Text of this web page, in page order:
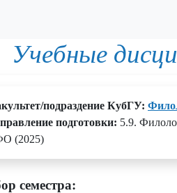
Учебные
подраздение КубГУ:
подготовки: 5.9.
(2025)
семестра: